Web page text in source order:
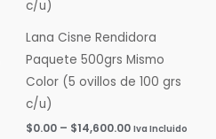
Lana Cisne Rendidora
Paquete 500grs Mismo
Color (5 ovillos de 100 grs
c/u)
$0.00 – $14,600.00 Iva Incluido